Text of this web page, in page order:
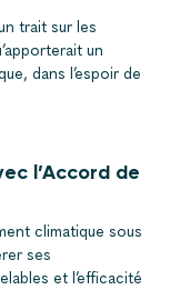
trait sur les
un
dans l’espoir de
l’Accord de
climatique sous
ses
et l’efficacité